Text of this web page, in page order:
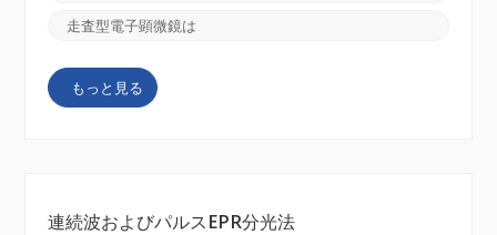
電子ビームはサンプルの表面に向けられます。ビーム
の放出など、いくつかの種類の相互作用が発生しま
す。 散乱: 一次電子は、サンプル内の原子と相互作
用しながら、弾性散乱または非弾性散乱を受ける可能
走査型電子顕微鏡は
もっと見る
連続波およびパルスEPR分光法